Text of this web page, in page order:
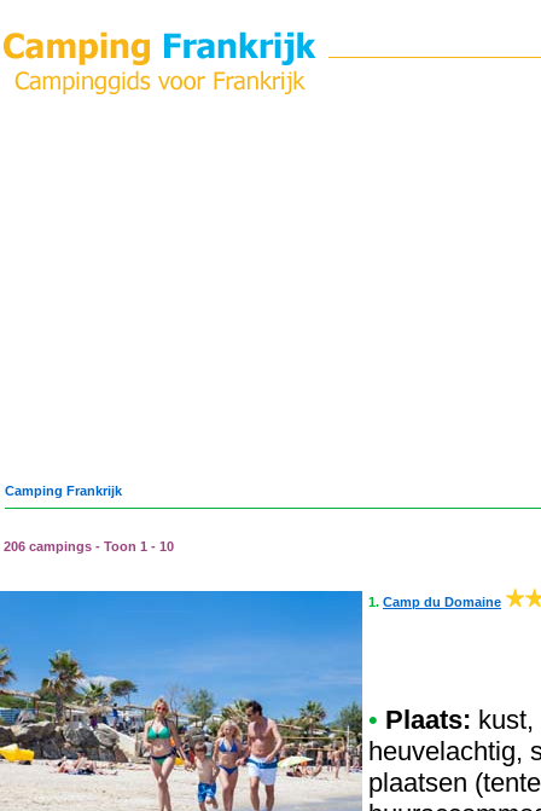
Camping Frankrijk
206 campings - Toon 1 - 10
1. Camp du Domaine
• Plaats: kust,
heuvelachtig,
plaatsen